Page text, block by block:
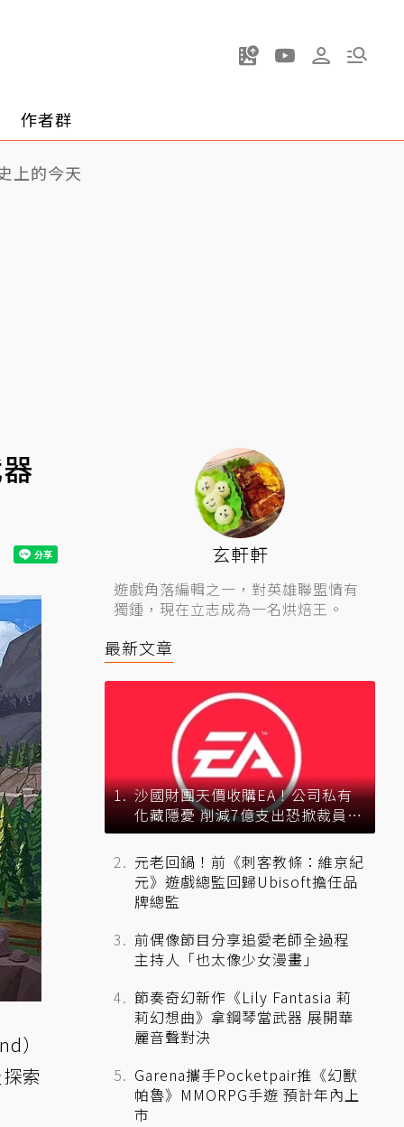
作者群
上的今天
）
索
玄軒軒
遊戲角落編輯之一，對英雄聯盟情有
獨鍾，現在立志成為一名烘焙王。
最新文章
沙國財團天價收購EA！公司私有
化藏隱憂 削減7億支出恐掀裁員風
暴？
元老回鍋！前《刺客教條：維京紀
元》遊戲總監回歸Ubisoft擔任品
牌總監
前偶像節目分享追愛老師全過程
主持人「也太像少女漫畫」
節奏奇幻新作《Lily Fantasia 莉
莉幻想曲》拿鋼琴當武器 展開華
麗音聲對決
Garena攜手Pocketpair推《幻獸
帕魯》MMORPG手遊 預計年內上
市